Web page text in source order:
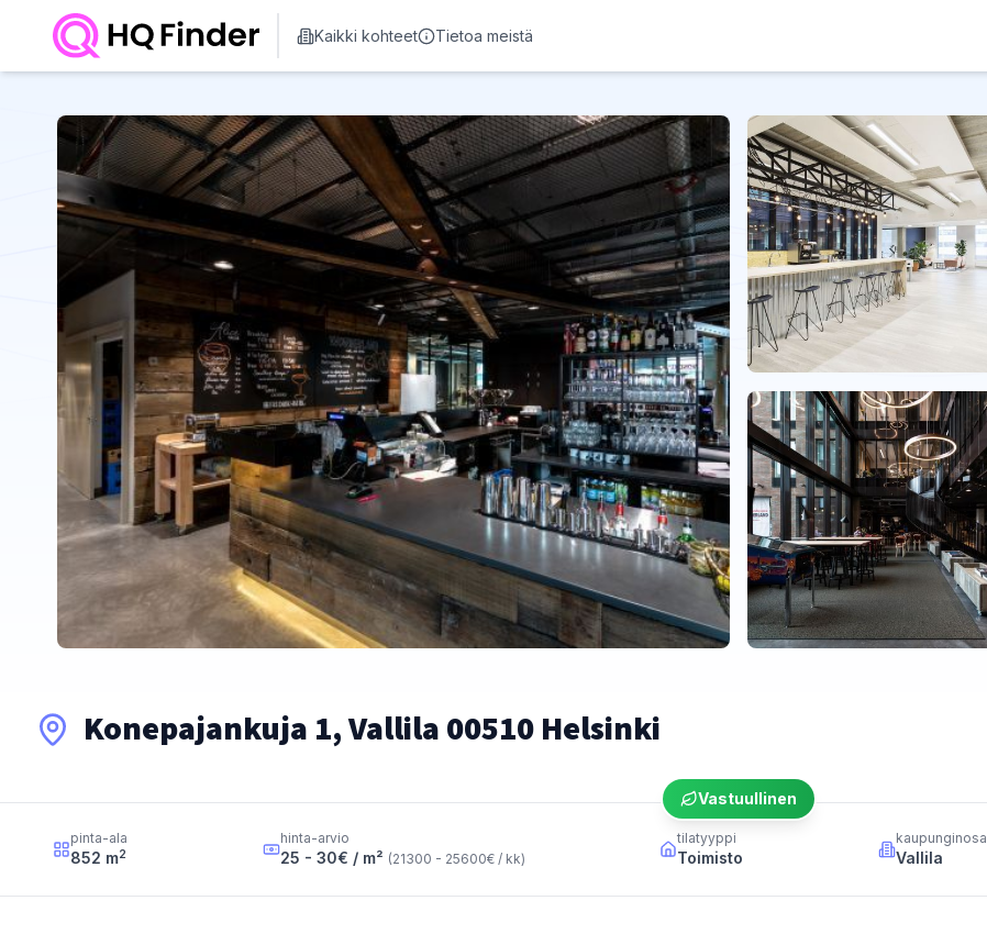
Kaikki kohteet Tietoa meistä
Konepajankuja 1, Vallila 00510 Helsinki
Vastuullinen
pinta-ala
852 m2
hinta-arvio
25 - 30€ / m² (21300 - 25600€ / kk)
tilatyyppi
Toimisto
kaupunginosa
Vallila